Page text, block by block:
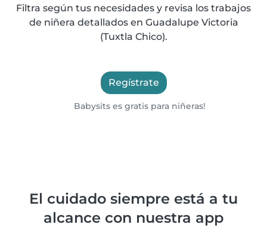
Filtra según tus necesidades y revisa los trabajos
de niñera detallados en Guadalupe Victoria
(Tuxtla Chico).
Regístrate
Babysits es gratis para niñeras!
El cuidado siempre está a tu
alcance con nuestra app